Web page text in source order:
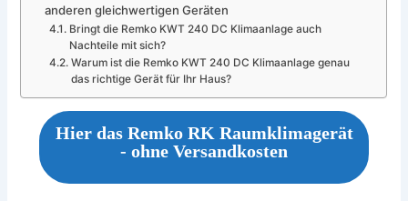
anderen gleichwertigen Geräten
Bringt die Remko KWT 240 DC Klimaanlage auch
Nachteile mit sich?
Warum ist die Remko KWT 240 DC Klimaanlage genau
das richtige Gerät für Ihr Haus?
Hier das Remko RK Raumklimagerät
- ohne Versandkosten